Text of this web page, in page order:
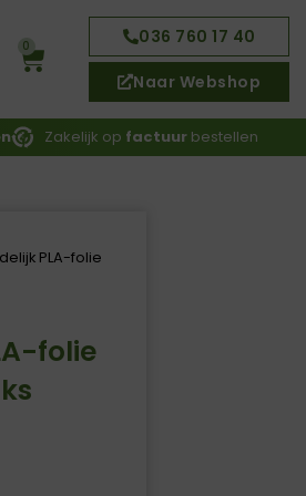
0
Winkelwagen
036 760 17 40
Naar Webshop
Zakelijk op factuurbestellen
PLA-folie
folie